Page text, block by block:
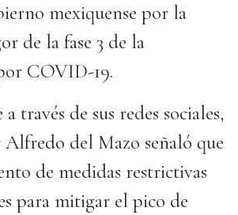
mexiquense por la
de la fase 3 de la
COVID-19.
través de sus redes sociales,
del Mazo señaló que
de medidas restrictivas
para mitigar el pico de